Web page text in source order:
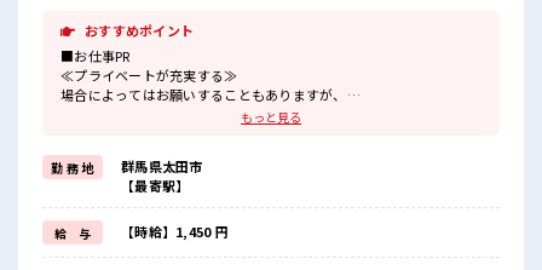
おすすめポイント
■お仕事PR
≪プライベートが充実する≫
場合によってはお願いすることもありますが、
≪未経験OKの仕事≫
新しいことにチャレンジするのは不安だけど、
しっかり働く環境が整っています！
イチからスキルUP・ステップUP目指していきましょう！
≪収入アップを目指せる≫
高時給だらけの派遣のお仕事です！
もっと見る
勤 務 地
群馬県太田市
【最寄駅】
給 与 【時給】1,450 円